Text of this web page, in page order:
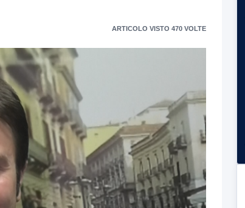
ARTICOLO VISTO 470 VOLTE